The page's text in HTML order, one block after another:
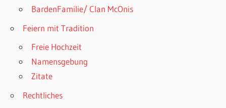
BardenFamilie/ Clan McOnis
Feiern mit Tradition
Freie Hochzeit
Namensgebung
Zitate
Rechtliches